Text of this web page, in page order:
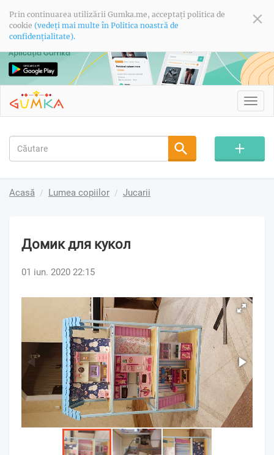
Prin continuarea utilizării Gumka.me, acceptați politica de
cookie (vedeți mai multe în Politica noastră de
confidențialitate).
Acasă Lumea copiilor Jucarii
Домик для кукол
01 iun. 2020 22:15